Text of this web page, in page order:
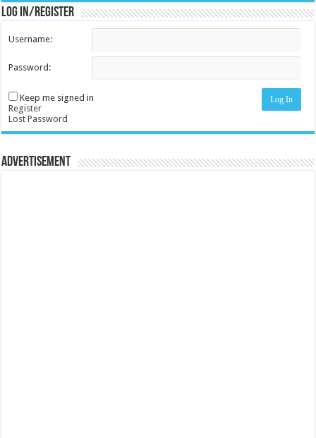
Log in/register
Username:
Password:
Keep me signed in Log In
Register
Lost Password
Advertisement